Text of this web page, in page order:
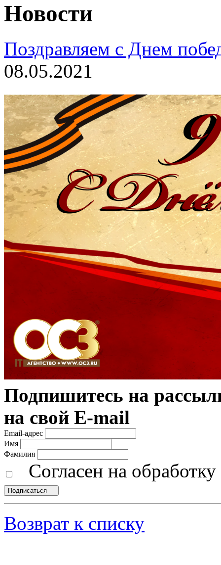
Новости
Поздравляем с Днем
08.05.2021
Подпишитесь на
на свой E-mail
Email-адрес
Имя
Фамилия
Согласен на
Подписаться
Возврат к списку